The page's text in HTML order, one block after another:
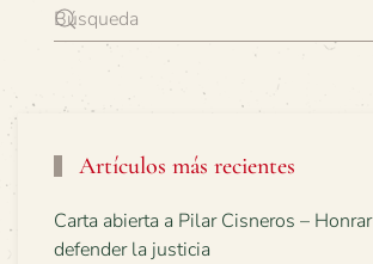
Artículos más recientes
Carta abierta a Pilar Cisneros –
defender la justicia